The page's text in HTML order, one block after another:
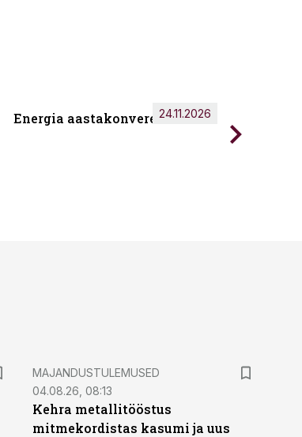
Energia aastakonverents 2026
24.11.2026
MAJANDUSTULEMUSED
04.08.26, 08:13
Kehra metallitööstus
mitmekordistas kasumi ja uus